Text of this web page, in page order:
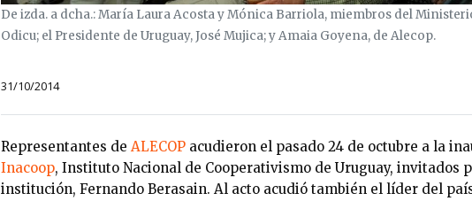
De izda. a dcha.: María Laura Acosta y Mónica Barriola, miembros del
Odicu; el Presidente de Uruguay, José Mujica; y Amaia Goyena, de Alecop.
31/10/2014
Representantes de ALECOP acudieron el pasado 24 de octubre a la
Inacoop, Instituto Nacional de Cooperativismo de Uruguay, invitados
institución, Fernando Berasain. Al acto acudió también el líder del